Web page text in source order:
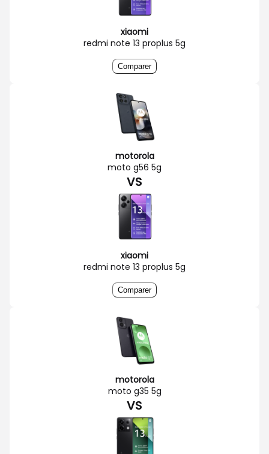
xiaomi
redmi note 13 proplus 5g
Comparer
motorola
moto g56 5g
VS
xiaomi
redmi note 13 proplus 5g
Comparer
motorola
moto g35 5g
VS